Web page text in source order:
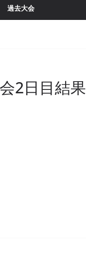
過去大会
2日目結果